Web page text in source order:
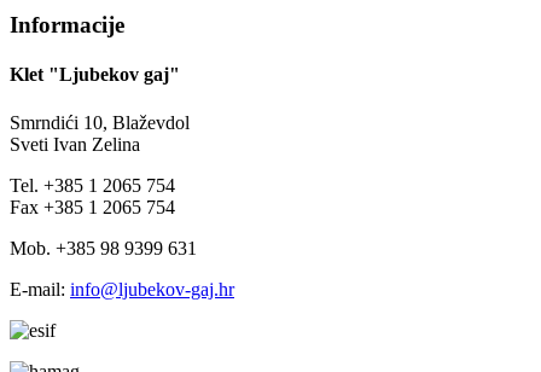
Informacije
Klet "Ljubekov gaj"
Smrndići 10, Blaževdol
Sveti Ivan Zelina
Tel. +385 1 2065 754
Fax +385 1 2065 754
Mob. +385 98 9399 631
E-mail: info@ljubekov-gaj.hr